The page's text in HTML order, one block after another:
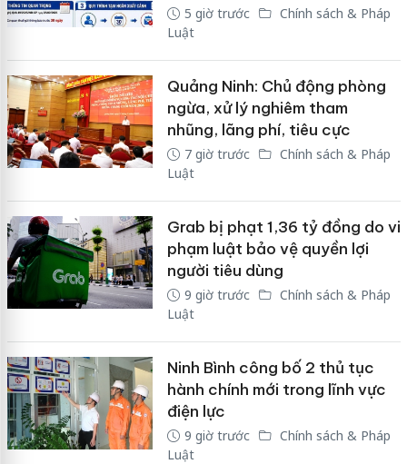
5 giờ trước
Chính sách & Pháp
Luật
Quảng Ninh: Chủ động phòng
ngừa, xử lý nghiêm tham
nhũng, lãng phí, tiêu cực
7 giờ trước
Chính sách & Pháp
Luật
Grab bị phạt 1,36 tỷ đồng do vi
phạm luật bảo vệ quyền lợi
người tiêu dùng
9 giờ trước
Chính sách & Pháp
Luật
Ninh Bình công bố 2 thủ tục
hành chính mới trong lĩnh vực
điện lực
9 giờ trước
Chính sách & Pháp
Luật